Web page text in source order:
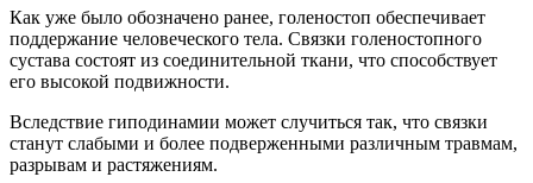
Как уже было обозначено ранее, голеностоп обеспечивает
поддержание человеческого тела. Связки голеностопного
сустава состоят из соединительной ткани, что способствует
его высокой подвижности.
Вследствие гиподинамии может случиться так, что связки
станут слабыми и более подверженными различным травмам,
разрывам и растяжениям.